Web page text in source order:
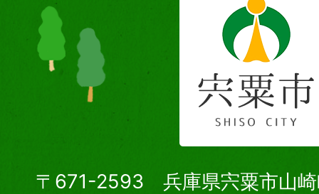
〒671-2593 兵庫県宍粟市山崎